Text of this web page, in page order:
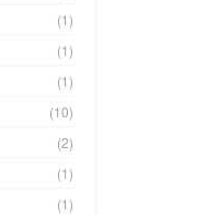
(1)
(1)
(1)
(10)
(2)
(1)
(1)